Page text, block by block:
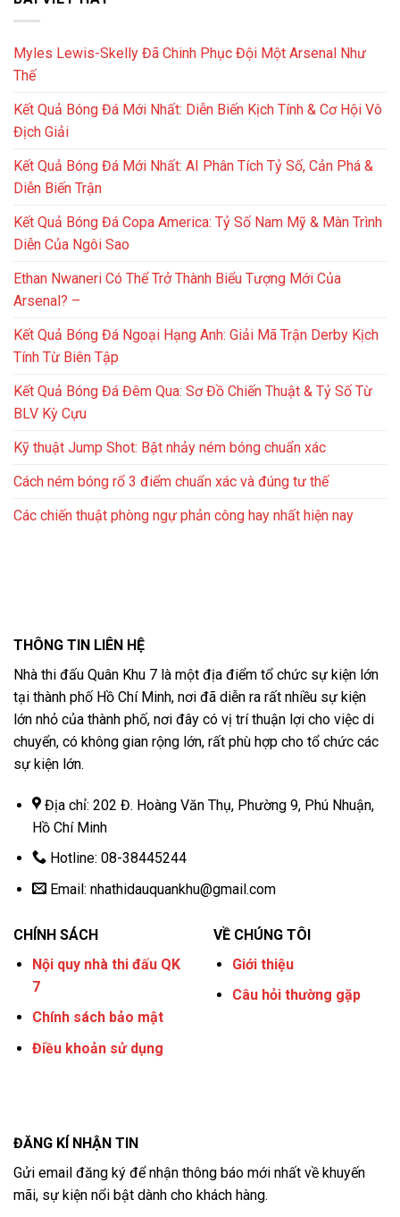
Myles Lewis-Skelly Đã Chinh Phục Đội Một Arsenal Như
Thế
Kết Quả Bóng Đá Mới Nhất: Diễn Biến Kịch Tính & Cơ Hội Vô
Địch Giải
Kết Quả Bóng Đá Mới Nhất: AI Phân Tích Tỷ Số, Cản Phá &
Diễn Biến Trận
Kết Quả Bóng Đá Copa America: Tỷ Số Nam Mỹ & Màn Trình
Diễn Của Ngôi Sao
Ethan Nwaneri Có Thể Trở Thành Biểu Tượng Mới Của
Arsenal? –
Kết Quả Bóng Đá Ngoại Hạng Anh: Giải Mã Trận Derby Kịch
Tính Từ Biên Tập
Kết Quả Bóng Đá Đêm Qua: Sơ Đồ Chiến Thuật & Tỷ Số Từ
BLV Kỳ Cựu
Kỹ thuật Jump Shot: Bật nhảy ném bóng chuẩn xác
Cách ném bóng rổ 3 điểm chuẩn xác và đúng tư thế
Các chiến thuật phòng ngự phản công hay nhất hiện nay
THÔNG TIN LIÊN HỆ
Nhà thi đấu Quân Khu 7 là một địa điểm tổ chức sự kiện lớn
tại thành phố Hồ Chí Minh, nơi đã diễn ra rất nhiều sự kiện
lớn nhỏ của thành phố, nơi đây có vị trí thuận lợi cho việc di
chuyển, có không gian rộng lớn, rất phù hợp cho tổ chức các
sự kiện lớn.
Địa chỉ: 202 Đ. Hoàng Văn Thụ, Phường 9, Phú Nhuận,
Hồ Chí Minh
Hotline: 08-38445244
Email: nhathidauquankhu@gmail.com
CHÍNH SÁCH
Nội quy nhà thi đấu QK
7
Chính sách bảo mật
Điều khoản sử dụng
VỀ CHÚNG TÔI
Giới thiệu
Câu hỏi thường gặp
ĐĂNG KÍ NHẬN TIN
Gửi email đăng ký để nhận thông báo mới nhất về khuyến
mãi, sự kiện nổi bật dành cho khách hàng.